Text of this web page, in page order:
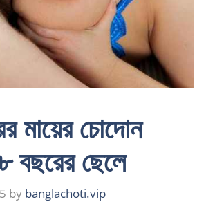
মায়ের চোদোন
বছরের ছেলে
by banglachoti.vip